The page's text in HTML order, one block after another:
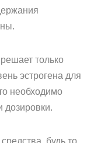
только
эстрогена для
необходимо
дозировки.
будь то